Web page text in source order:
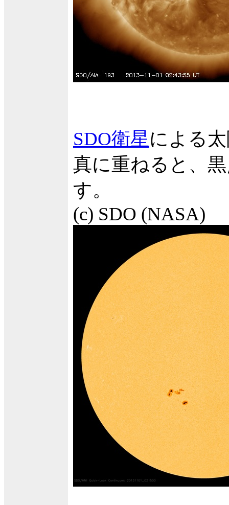
SDO衛星による
真に重ねると、
す。
(c) SDO (NASA)